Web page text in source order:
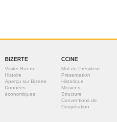
BIZERTE
Visiter Bizerte
Histoire
Aperçu sur Bizerte
Données
économiques
CCINE
Mot du Président
Présentation
Historique
Missions
Structure
Conventions de
Coopération